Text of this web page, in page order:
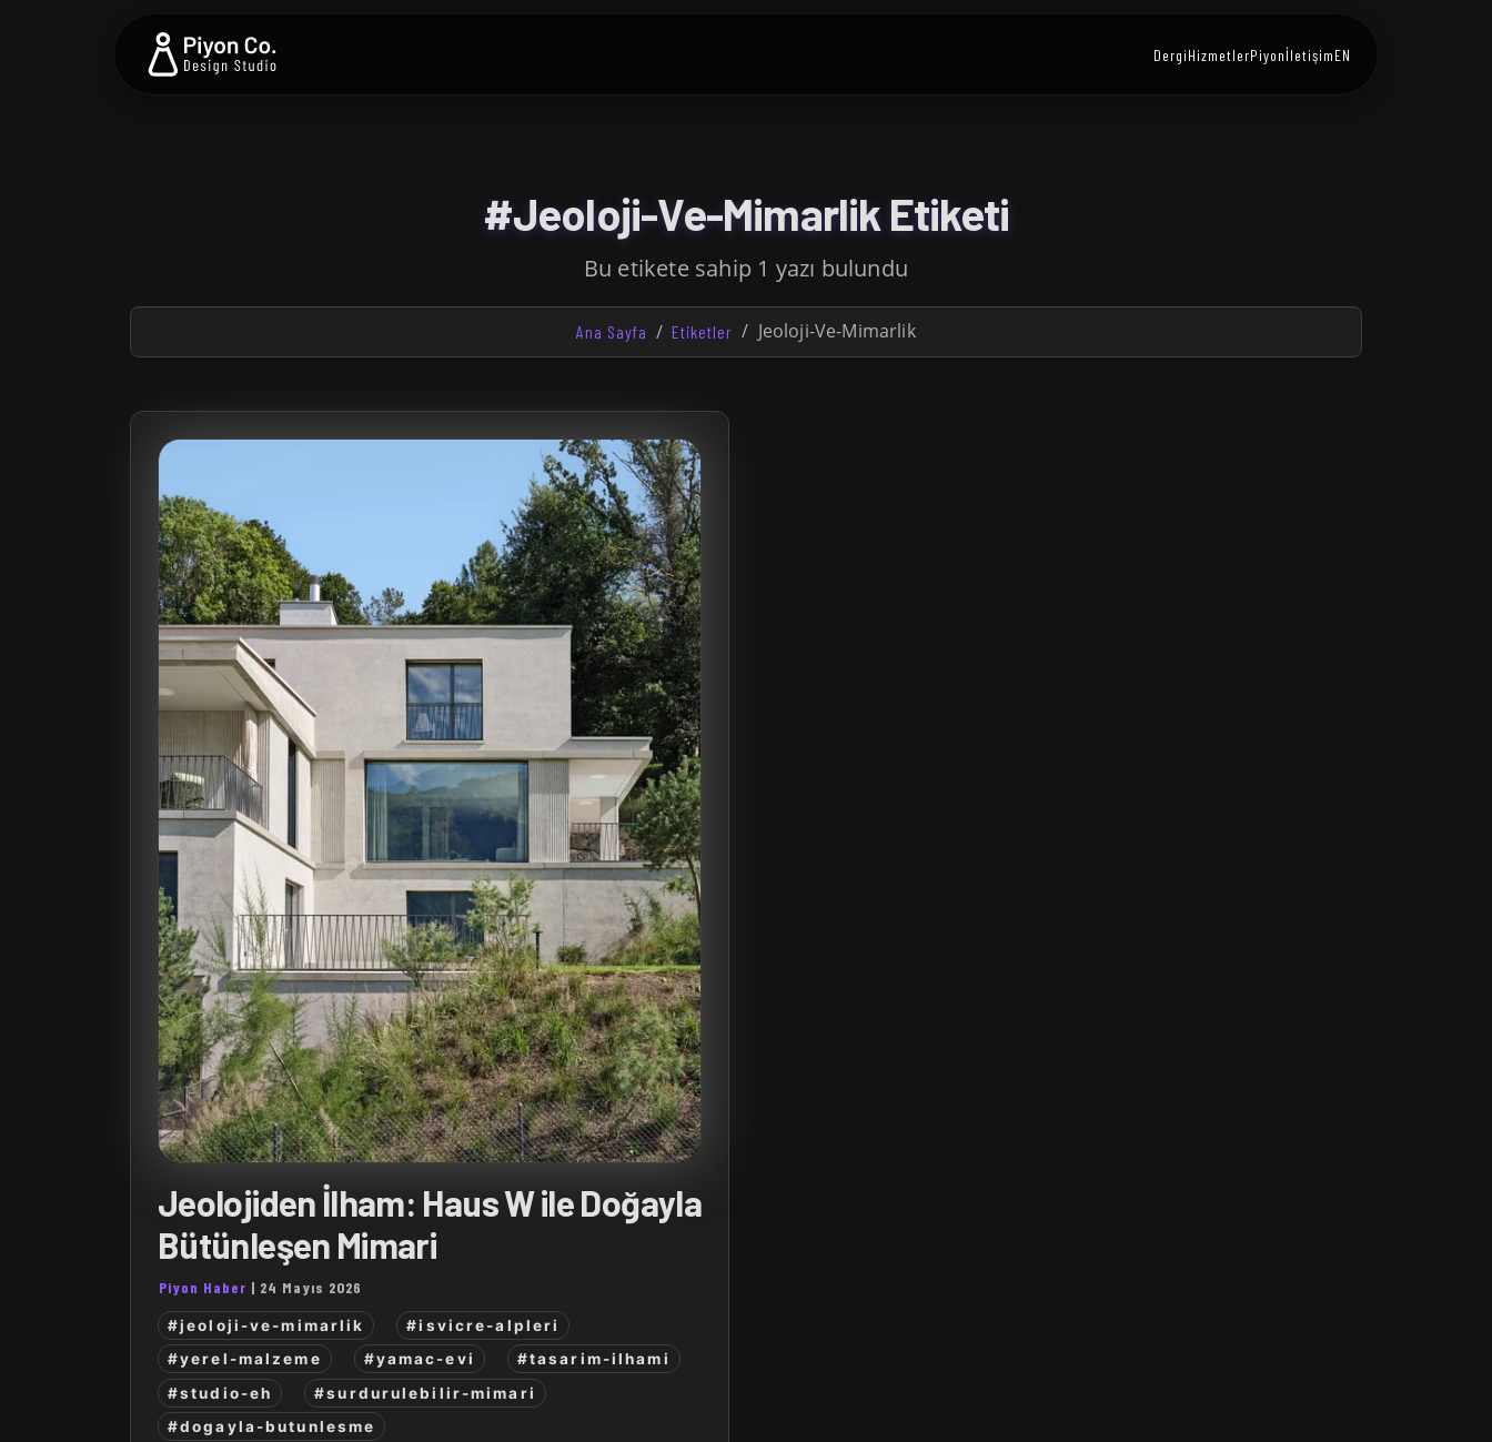
DergiHizmetlerPiyonİletişimEN
#Jeoloji-Ve-Mimarlik Etiketi
Bu etikete sahip 1 yazı bulundu
Ana Sayfa Etiketler Jeoloji-Ve-Mimarlik
Jeolojiden İlham: Haus W ile Doğayla
Bütünleşen Mimari
Piyon Haber | 24 Mayıs 2026
#jeoloji-ve-mimarlik
#isvicre-alpleri
#yerel-malzeme
#yamac-evi
#tasarim-ilhami
#studio-eh
#surdurulebilir-mimari
#dogayla-butunlesme